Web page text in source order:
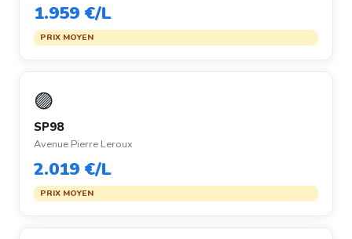
1.959 €/L
PRIX MOYEN
🟣
SP98
Avenue Pierre Leroux
2.019 €/L
PRIX MOYEN